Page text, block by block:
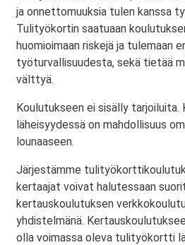
ja onnettomuuksia tulen kanssa
Tulityökortin saatuaan
huomioimaan riskejä ja tulemaan
työturvallisuudesta, sekä tietää
välttyä.
Koulutukseen ei sisälly tarjoiluita.
läheisyydessä on mahdollisuus
lounaaseen.
Järjestämme
kertaajat voivat halutessaan
kertauskoulutuksen
yhdistelmänä.
olla voimassa oleva tulityökortti